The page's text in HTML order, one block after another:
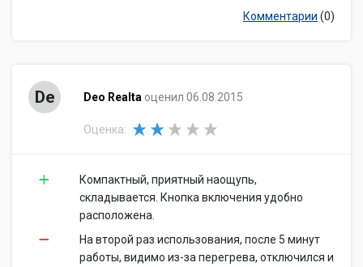
Комментарии (0)
De Deo Realta оценил 06.08.2015
Оценка:
Компактный, приятный наощупь,
складывается. Кнопка включения удобно
расположена.
На второй раз использования, после 5 минут
работы, видимо из-за перегрева, отключился и